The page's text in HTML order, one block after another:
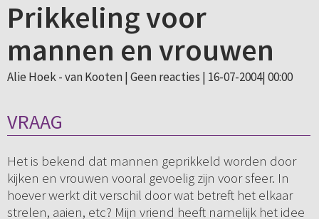
Prikkeling voor
mannen en vrouwen
Alie Hoek - van Kooten | Geen reacties | 16-07-2004| 00:00
VRAAG
Het is bekend dat mannen geprikkeld worden door
kijken en vrouwen vooral gevoelig zijn voor sfeer. In
hoever werkt dit verschil door wat betreft het elkaar
strelen, aaien, etc? Mijn vriend heeft namelijk het idee